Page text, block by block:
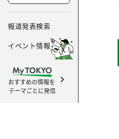
報道発表検索
イベント情報
おすすめの情報を
テーマごとに発信